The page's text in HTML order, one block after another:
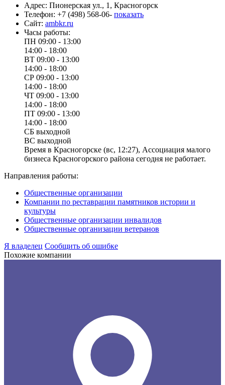
Адрес: Пионерская ул., 1, Красногорск
Телефон: +7 (498) 568-06- показать
Сайт: ambkr.ru
Часы работы:
ПН 09:00 - 13:00
14:00 - 18:00
ВТ 09:00 - 13:00
14:00 - 18:00
СР 09:00 - 13:00
14:00 - 18:00
ЧТ 09:00 - 13:00
14:00 - 18:00
ПТ 09:00 - 13:00
14:00 - 18:00
СБ выходной
ВС выходной
Время в Красногорске (вс, 12:27), Ассоциация малого
бизнеса Красногорского района сегодня не работает.
Направления работы:
Общественные организации
Компании по реставрации памятников истории и
культуры
Общественные организации инвалидов
Общественные организации ветеранов
Я владелец Сообщить об ошибке
Похожие компании